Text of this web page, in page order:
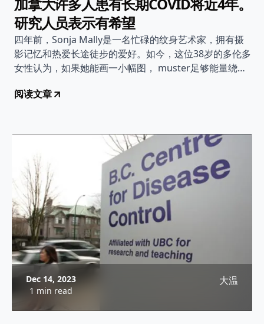
研究人员表示有希望
四年前，Sonja Mally是一名忙碌的纹身艺术家，拥有摄
影记忆和热爱长途徒步的爱好。如今，这位38岁的多伦多
女性认为，如果她能画一小幅图， muster足够能量绕着
阅读文章
Dec 14, 2023
1 min read
大温